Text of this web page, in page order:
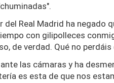
del Real Madrid ha
con gilipolleces
de verdad. Qué no
las cámaras y ha
es esta de que nos